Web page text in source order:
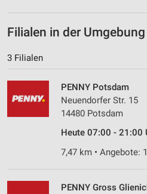
Filialen in der Umgebung
3 Filialen
PENNY Potsdam
Neuendorfer Str. 15
14480 Potsdam
Heute 07:00 - 21:00
7,47 km • Angebote:
PENNY Gross
personalisierter Inhalte
Messung der Werbeleistung
Messung der Performance von
Analyse von Zielgruppen durch
Kombinationen von Daten aus